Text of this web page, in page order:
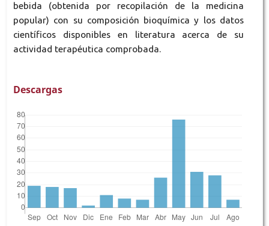
bebida (obtenida por recopilación de la medicina
popular) con su composición bioquímica y los datos
científicos disponibles en literatura acerca de su
actividad terapéutica comprobada.
Descargas